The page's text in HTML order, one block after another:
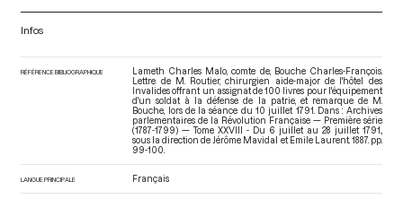
Infos
RÉFÉRENCE BIBLIOGRAPHIQUE
Lameth Charles Malo, comte de, Bouche Charles-François.
Lettre de M. Routier, chirurgien aide-major de l'hôtel des
Invalides offrant un assignat de 100 livres pour l'équipement
d'un soldat à la défense de la patrie, et remarque de M.
Bouche, lors de la séance du 10 juillet 1791. Dans : Archives
parlementaires de la Révolution Française — Première série
(1787-1799) — Tome XXVIII - Du 6 juillet au 28 juillet 1791.
sous la direction de Jérôme Mavidal et Emile Laurent. 1887. pp.
99-100.
LANGUE PRINCIPALE Français